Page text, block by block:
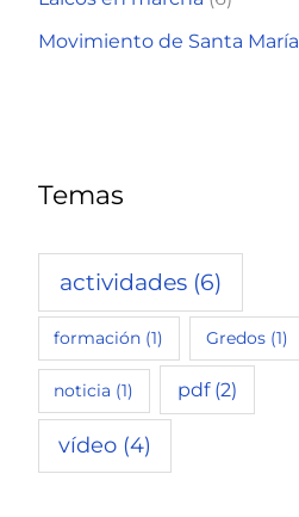
Movimiento de Santa María
Temas
actividades(6)
formación (1) Gredos(1)
noticia (1) pdf(2)
vídeo(4)